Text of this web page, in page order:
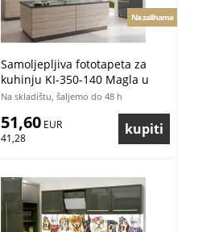
Samoljepljiva fototapeta za
kuhinju KI-350-140 Magla u
šumi | 350 x 60 cm
Na zalihama
Na skladištu, šaljemo do 48 h
51,60 EUR
41,28